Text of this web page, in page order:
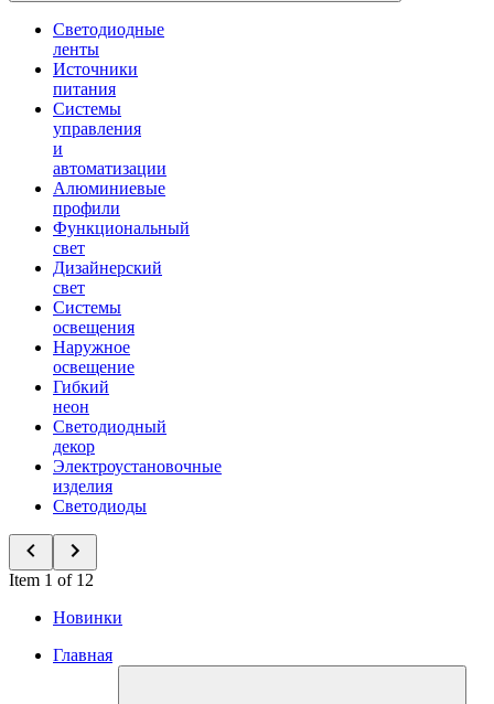
Светодиодные
ленты
Источники
питания
Системы
управления
и
автоматизации
Алюминиевые
профили
Функциональный
свет
Дизайнерский
свет
Системы
освещения
Наружное
освещение
Гибкий
неон
Светодиодный
декор
Электроустановочные
изделия
Светодиоды
Item 1 of 12
Новинки
Главная